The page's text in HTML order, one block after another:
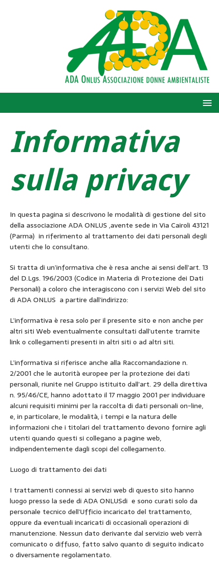
Informativa
sulla privacy
In questa pagina si descrivono le modalità di gestione del sito
della associazione ADA ONLUS ,avente sede in Via Cairoli 43121
(Parma) in riferimento al trattamento dei dati personali degli
utenti che lo consultano.
Si tratta di un’informativa che è resa anche ai sensi dell’art. 13
del D.Lgs. 196/2003 (Codice in Materia di Protezione dei Dati
Personali) a coloro che interagiscono con i servizi Web del sito
di ADA ONLUS a partire dall’indirizzo:
L’informativa è resa solo per il presente sito e non anche per
altri siti Web eventualmente consultati dall’utente tramite
link o collegamenti presenti in altri siti o ad altri siti.
L’informativa si riferisce anche alla Raccomandazione n.
2/2001 che le autorità europee per la protezione dei dati
personali, riunite nel Gruppo istituito dall’art. 29 della direttiva
n. 95/46/CE, hanno adottato il 17 maggio 2001 per individuare
alcuni requisiti minimi per la raccolta di dati personali on-line,
e, in particolare, le modalità, i tempi e la natura delle
informazioni che i titolari del trattamento devono fornire agli
utenti quando questi si collegano a pagine web,
indipendentemente dagli scopi del collegamento.
Luogo di trattamento dei dati
I trattamenti connessi ai servizi web di questo sito hanno
luogo presso la sede di ADA ONLUSdi e sono curati solo da
personale tecnico dell’Ufficio incaricato del trattamento,
oppure da eventuali incaricati di occasionali operazioni di
manutenzione. Nessun dato derivante dal servizio web verrà
comunicato o diffuso, fatto salvo quanto di seguito indicato
o diversamente regolamentato.